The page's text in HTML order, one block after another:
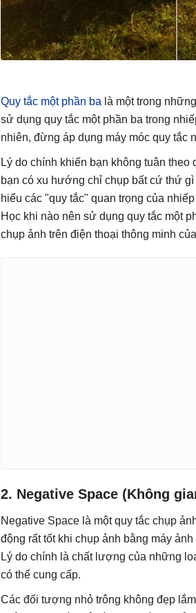
Quy tắc một phần ba là một trong
sử dụng quy tắc một phần ba trong
nhiên, đừng áp dụng máy móc quy tắc
Lý do chính khiến bạn không tuân
bạn có xu hướng chỉ chụp bất cứ thứ
hiểu các "quy tắc" quan trọng của
Học khi nào nên sử dụng quy tắc một
chụp ảnh trên điện thoại thông minh
2. Negative Space (Không
Negative Space là một quy tắc chụp
động rất tốt khi chụp ảnh bằng máy
Lý do chính là chất lượng của những
có thể cung cấp.
Các đối tượng nhỏ trông không đẹp